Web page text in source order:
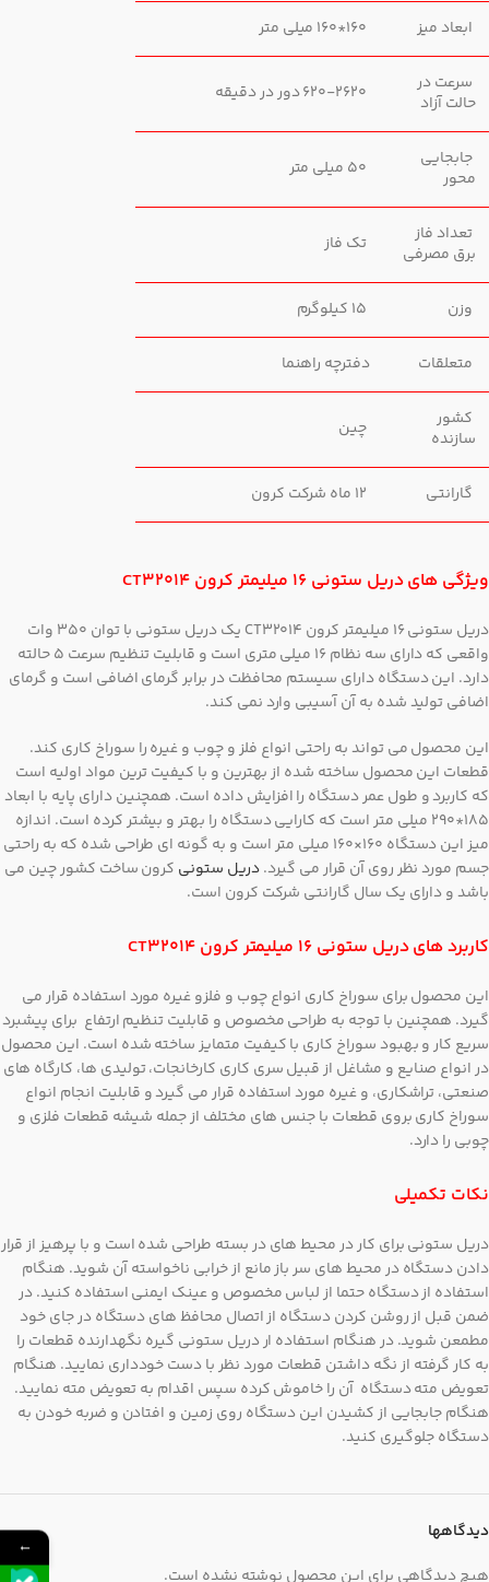
ابعاد میز
سرعت در
حالت آزاد
جابجایی
محور
تعداد فاز
برق مصرفی
تک فاز
وزن
متعلقات دفترچه راهنما
کشور
سازنده
چین
گارانتی
ویژگی های دریل ستونی 16 میلیمتر کرون CT32014
دریل ستونی 16 میلیمتر کرون CT32014 یک دریل ستونی با توان 350 وات
واقعی که دارای سه نظام 16 میلی متری است و قابلیت تنظیم سرعت 5 حالته
دارد. این دستگاه دارای سیستم محافظت در برابر گرمای اضافی است و گرمای
اضافی تولید شده به آن آسیبی وارد نمی کند.
این محصول می تواند به راحتی انواع فلز و چوب و غیره را سوراخ کاری کند.
قطعات این محصول ساخته شده از بهترین و با کیفیت ترین مواد اولیه است
که کاربرد و طول عمر دستگاه را افزایش داده است. همچنین دارای پایه با ابعاد
185*290 میلی متر است که کارایی دستگاه را بهتر و بیشتر کرده است. اندازه
میز این دستگاه 160×160 میلی متر است و به گونه ای طراحی شده که به راحتی
جسم مورد نظر روی آن قرار می گیرد.دریل ستونی کرون ساخت کشور چین می
باشد و دارای یک سال گارانتی شرکت کرون است.
کاربرد های دریل ستونی 16 میلیمتر کرون CT32014
این محصول برای سوراخ کاری انواع چوب و فلزو غیره مورد استفاده قرار می
گیرد. همچنین با توجه به طراحی مخصوص و قابلیت تنظیم ارتفاع برای پیشبرد
سریع کار و بهبود سوراخ کاری با کیفیت متمایز ساخته شده است. این محصول
در انواع صنایع و مشاغل از قبیل سری کاری کارخانجات، تولیدی ها، کارگاه های
صنعتی، تراشکاری، و غیره مورد استفاده قرار می گیرد و قابلیت انجام انواع
سوراخ کاری بروی قطعات با جنس های مختلف از جمله شیشه قطعات فلزی و
چوبی را دارد.
نکات تکمیلی
دریل ستونی برای کار در محیط های در بسته طراحی شده است و با پرهیز از قرار
دادن دستگاه در محیط های سر باز مانع از خرابی ناخواسته آن شوید. هنگام
استفاده از دستگاه حتما از لباس مخصوص و عینک ایمنی استفاده کنید. در
ضمن قبل از روشن کردن دستگاه از اتصال محافظ های دستگاه در جای خود
مطمعن شوید. در هنگام استفاده ار دریل ستونی گیره نگهدارنده قطعات را
به کار گرفته از نگه داشتن قطعات مورد نظر با دست خودداری نمایید. هنگام
تعویض مته دستگاه آن را خاموش کرده سپس اقدام به تعویض مته نمایید.
هنگام جابجایی از کشیدن این دستگاه روی زمین و افتادن و ضربه خودن به
دستگاه جلوگیری کنید.
دیدگاهها
هیچ دیدگاهی برای این محصول نوشته نشده است.
←